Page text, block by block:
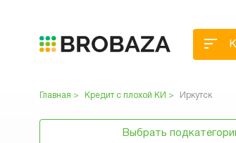
Главная > Кредит с плохой КИ > Иркутск
Выбрать